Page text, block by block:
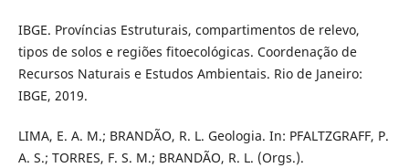
IBGE. Províncias Estruturais, compartimentos de relevo,
tipos de solos e regiões fitoecológicas. Coordenação de
Recursos Naturais e Estudos Ambientais. Rio de Janeiro:
IBGE, 2019.
LIMA, E. A. M.; BRANDÃO, R. L. Geologia. In: PFALTZGRAFF, P.
A. S.; TORRES, F. S. M.; BRANDÃO, R. L. (Orgs.).